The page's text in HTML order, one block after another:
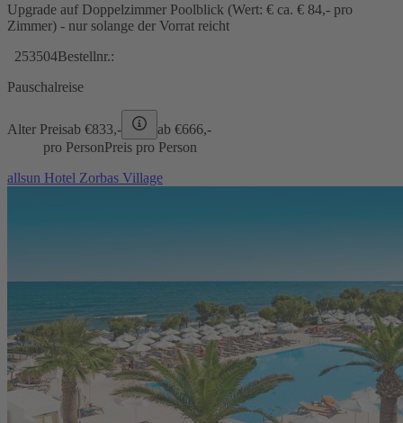
Upgrade auf Doppelzimmer Poolblick (Wert: € ca. € 84,- pro
Zimmer) - nur solange der Vorrat reicht
253504Bestellnr.:
Pauschalreise
Alter Preisab €833,- ab €666,-
pro PersonPreis pro Person
allsun Hotel Zorbas Village